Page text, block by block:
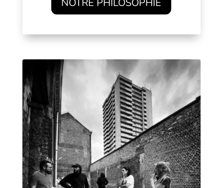
NOTRE PHILOSOPHIE